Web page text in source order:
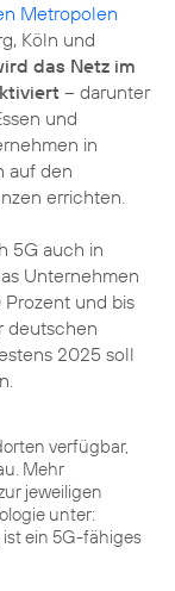
Metropolen
Köln und
das Netz im
– darunter
und
in
auf den
errichten.
5G auch in
Unternehmen
Prozent und bis
deutschen
2025 soll
verfügbar,
Mehr
jeweiligen
unter:
ein 5G-fähiges